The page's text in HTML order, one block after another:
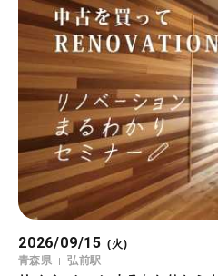
2026/09/15 (火)
青森県
弘前駅